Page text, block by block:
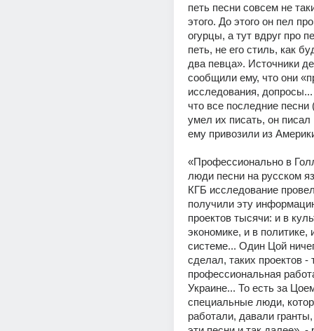
петь песни совсем не
этого. До этого он пел
огурцы, а тут вдруг про
петь, не его стиль, как
два певца». Источники
сообщили ему, что они
исследования,
что все последние
умел их писать, он писал
ему привозили из
«Профессионально в
люди песни на русском
КГБ исследование
получили эту
проектов тысячи: и в
экономике, и в политике,
системе... Один Цой
сделал, таких проектов -
профессиональная
Украине... То есть за
специальные люди,
работали, давали